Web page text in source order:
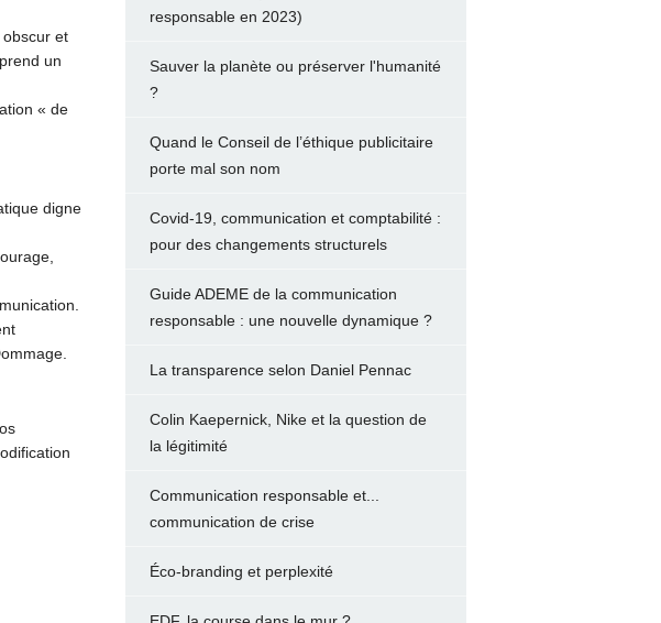
et
un
« de
digne
responsable en 2023)
Sauver la planète ou préserver l'humanité
?
Quand le Conseil de l’éthique publicitaire
porte mal son nom
Covid-19, communication et comptabilité :
pour des changements structurels
Guide ADEME de la communication
responsable : une nouvelle dynamique ?
La transparence selon Daniel Pennac
Colin Kaepernick, Nike et la question de
la légitimité
Communication responsable et...
communication de crise
Éco-branding et perplexité